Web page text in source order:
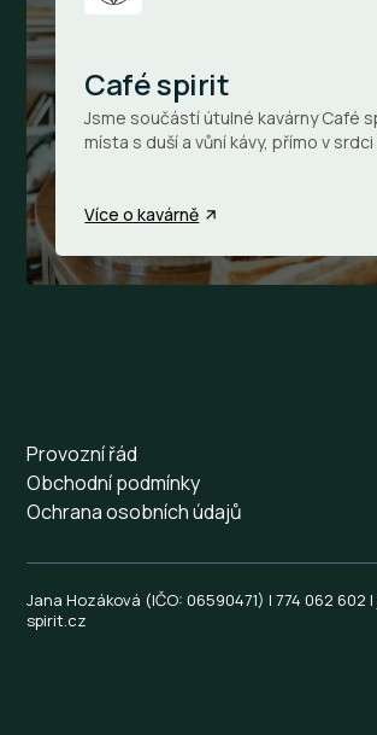
Café spirit
Jsme součástí útulné kavárny Café
místa s duší a vůní kávy, přímo v srdci
Více o kavárně
Provozní řád
Obchodní podmínky
Ochrana osobních údajů
Jana Hozáková (IČO: 06590471) | 774 062 602
spirit.cz